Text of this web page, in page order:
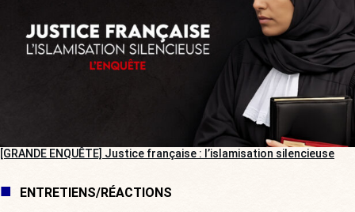
[GRANDE ENQUÊTE] Justice française : l’islamisation silencieuse
ENTRETIENS/RÉACTIONS